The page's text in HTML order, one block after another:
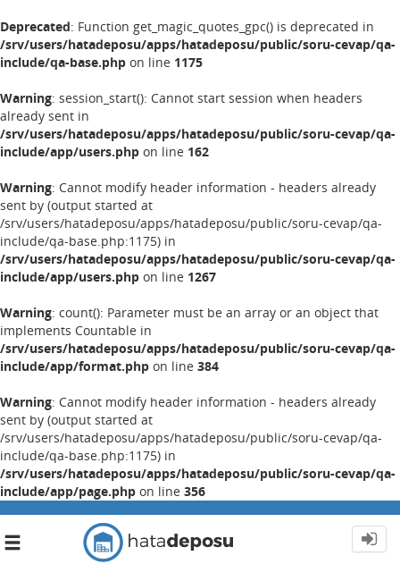
Deprecated: Function get_magic_quotes_gpc() is deprecated in
/srv/users/hatadeposu/apps/hatadeposu/public/soru-cevap/qa-
include/qa-base.php on line 1175
Warning: session_start(): Cannot start session when headers
already sent in
/srv/users/hatadeposu/apps/hatadeposu/public/soru-cevap/qa-
include/app/users.php on line 162
Warning: Cannot modify header information - headers already
sent by (output started at
/srv/users/hatadeposu/apps/hatadeposu/public/soru-cevap/qa-
include/qa-base.php:1175) in
/srv/users/hatadeposu/apps/hatadeposu/public/soru-cevap/qa-
include/app/users.php on line 1267
Warning: count(): Parameter must be an array or an object that
implements Countable in
/srv/users/hatadeposu/apps/hatadeposu/public/soru-cevap/qa-
include/app/format.php on line 384
Warning: Cannot modify header information - headers already
sent by (output started at
/srv/users/hatadeposu/apps/hatadeposu/public/soru-cevap/qa-
include/qa-base.php:1175) in
/srv/users/hatadeposu/apps/hatadeposu/public/soru-cevap/qa-
include/app/page.php on line 356
Toggle